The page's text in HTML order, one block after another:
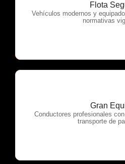
Flota
Vehículos modernos y
normativas
OTP
Gran
Conductores profesionales
transporte de
OTP